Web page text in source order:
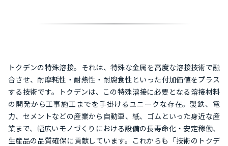
トクデンの特殊溶接。それは、特殊な金属を高度な溶接技術で融
合させ、耐摩耗性・耐熱性・耐腐食性といった付加価値をプラス
する技術です。トクデンは、この特殊溶接に必要となる溶接材料
の開発から工事施工までを手掛けるユニークな存在。製鉄、電
力、セメントなどの産業から自動車、紙、ゴムといった身近な産
業まで、幅広いモノづくりにおける設備の長寿命化・安定稼働、
生産品の品質確保に貢献しています。これからも「技術のトクデ